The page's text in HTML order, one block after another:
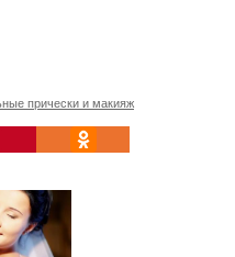
прически и макияж